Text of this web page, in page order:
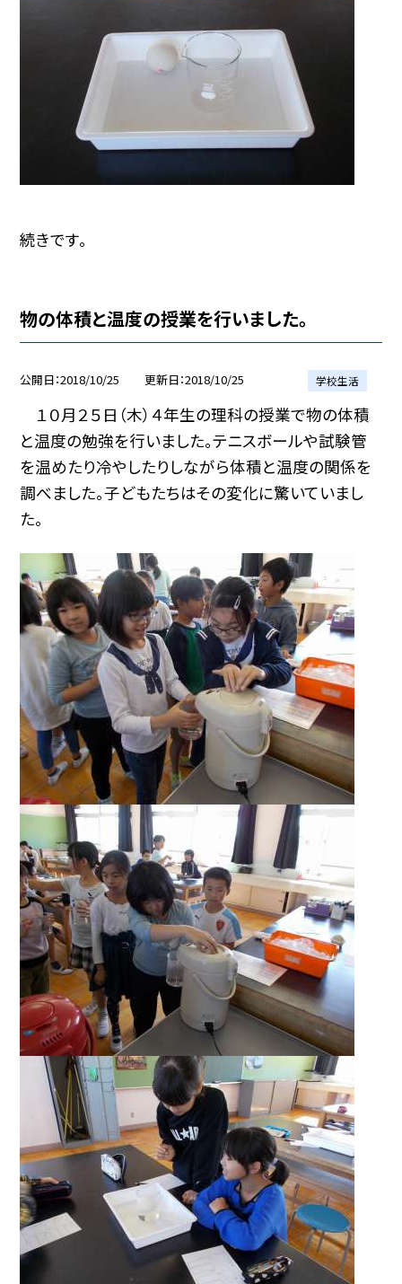
続きです。
物の体積と温度の授業を行いました。
公開日 2018/10/25 更新日 2018/10/25 学校生活
１０月２５日（木）４年生の理科の授業で物の体積
と温度の勉強を行いました。テニスボールや試験管
を温めたり冷やしたりしながら体積と温度の関係を
調べました。子どもたちはその変化に驚いていまし
た。